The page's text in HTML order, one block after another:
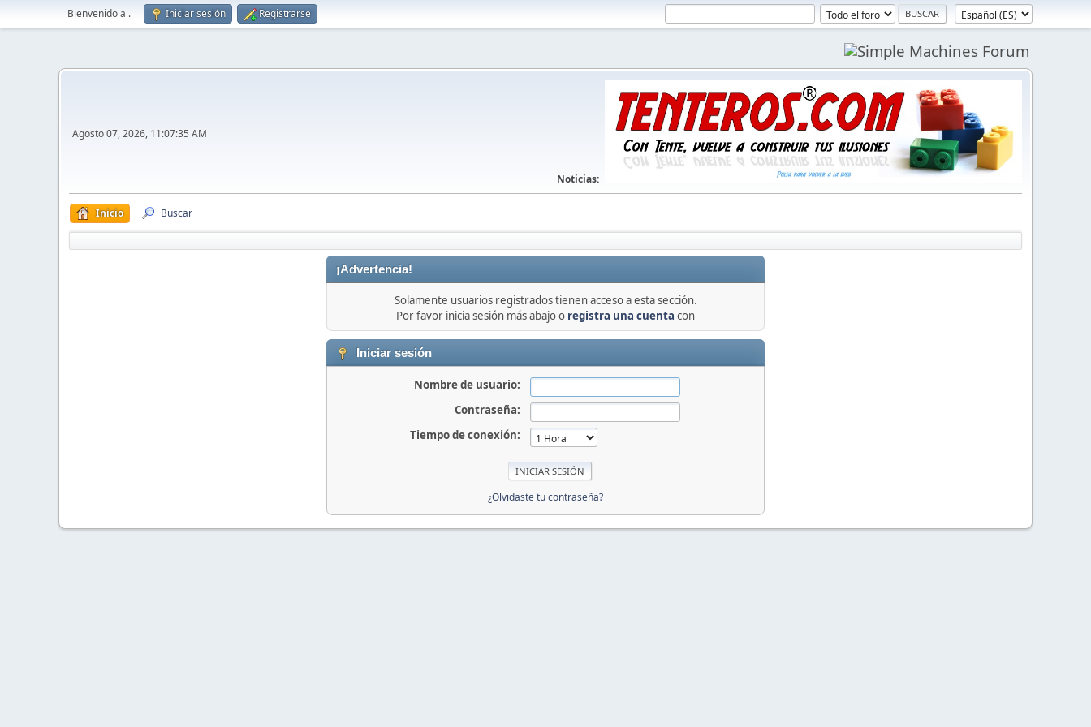
Bienvenido a . Iniciar sesión Registrarse
Agosto 07, 2026, 11:07:35 AM
Noticias:
Inicio Buscar
¡Advertencia!
Solamente usuarios registrados tienen acceso a esta sección.
Por favor inicia sesión más abajo o registra una cuenta con
Iniciar sesión
Nombre de usuario:
Contraseña:
Tiempo de conexión:
¿Olvidaste tu contraseña?